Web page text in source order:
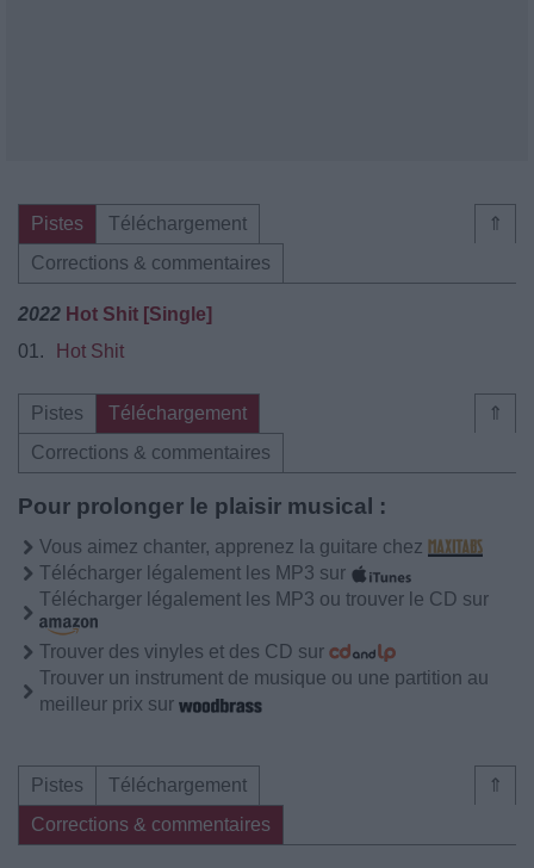
⇑
Pistes
Téléchargement
Corrections & commentaires
2022 Hot Shit [Single]
01.
Hot Shit
⇑
Pistes
Téléchargement
Corrections & commentaires
Pour prolonger le plaisir musical :
Vous aimez chanter, apprenez la guitare chez
Télécharger légalement les MP3 sur
Télécharger légalement les MP3 ou trouver le CD sur
Trouver des vinyles et des CD sur
Trouver un instrument de musique ou une partition au
meilleur prix sur
⇑
Pistes
Téléchargement
Corrections & commentaires